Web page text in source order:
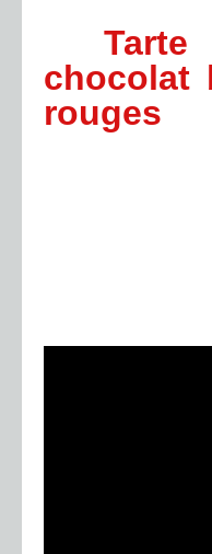
chocolat
rouges